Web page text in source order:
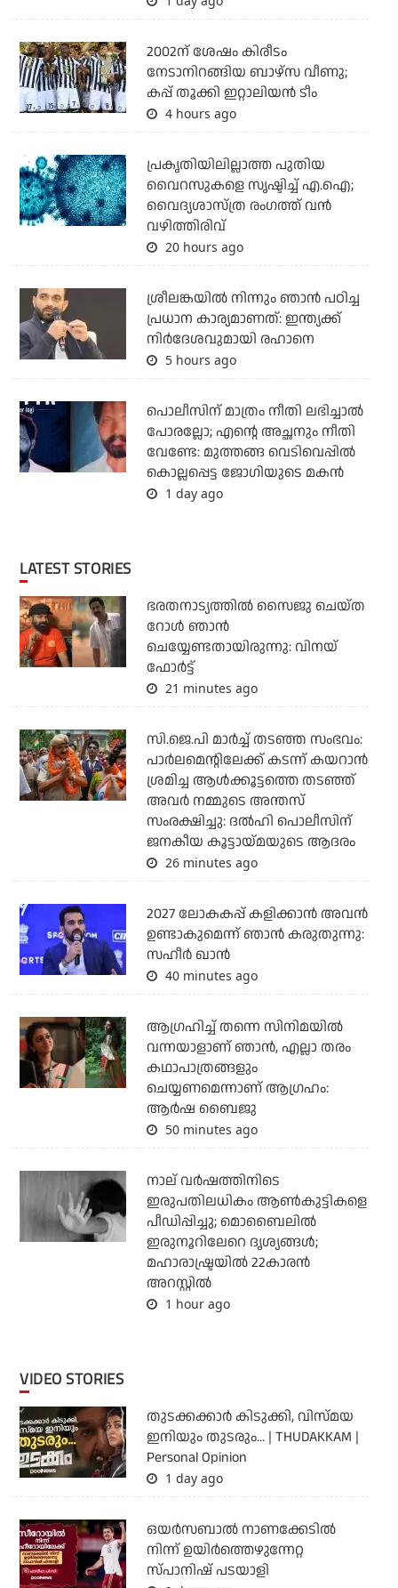
2002ന് ശേഷം കിരീടം
നേടാനിറങ്ങിയ ബാഴ്സ വീണു;
കപ്പ് തൂക്കി ഇറ്റാലിയൻ ടീം
4 hours ago
പ്രകൃതിയിലില്ലാത്ത പുതിയ
വൈറസുകളെ സൃഷ്ടിച്ച് എ.ഐ;
വൈദ്യശാസ്ത്ര രംഗത്ത് വന്‍
വഴിത്തിരിവ്
20 hours ago
ശ്രീലങ്കയില്‍ നിന്നും ഞാന്‍ പഠിച്ച
പ്രധാന കാര്യമാണത്: ഇന്ത്യക്ക്
നിര്‍ദേശവുമായി രഹാനെ
5 hours ago
പൊലീസിന് മാത്രം നീതി ലഭിച്ചാല്‍
പോരല്ലോ; എന്റെ അച്ഛനും നീതി
വേണ്ടേ: മുത്തങ്ങ വെടിവെപ്പില്‍
കൊല്ലപ്പെട്ട ജോഗിയുടെ മകന്‍
1 day ago
LATEST STORIES
ഭരതനാട്യത്തിൽ സൈജു ചെയ്ത
റോൾ ഞാൻ
ചെയ്യേണ്ടതായിരുന്നു: വിനയ്
ഫോർട്ട്
21 minutes ago
സി.ജെ.പി മാര്‍ച്ച് തടഞ്ഞ സംഭവം:
പാര്‍ലമെന്റിലേക്ക് കടന്ന് കയറാന്‍
ശ്രമിച്ച ആള്‍ക്കൂട്ടത്തെ തടഞ്ഞ്
അവര്‍ നമ്മുടെ അന്തസ്
സംരക്ഷിച്ചു: ദല്‍ഹി പൊലീസിന്
ജനകീയ കൂട്ടായ്മയുടെ ആദരം
26 minutes ago
2027 ലോകകപ്പ് കളിക്കാന്‍ അവന്‍
ഉണ്ടാകുമെന്ന് ഞാന്‍ കരുതുന്നു:
സഹീര്‍ ഖാന്‍
40 minutes ago
ആഗ്രഹിച്ച് തന്നെ സിനിമയില്‍
വന്നയാളാണ് ഞാന്‍, എല്ലാ തരം
കഥാപാത്രങ്ങളും
ചെയ്യണമെന്നാണ് ആഗ്രഹം:
ആര്‍ഷ ബൈജു
50 minutes ago
നാല് വര്‍ഷത്തിനിടെ
ഇരുപതിലധികം ആണ്‍കുട്ടികളെ
പീഡിപ്പിച്ചു; മൊബൈലില്‍
ഇരുനൂറിലേറെ ദൃശ്യങ്ങള്‍;
മഹാരാഷ്ട്രയില്‍ 22കാരന്‍
അറസ്റ്റില്‍
1 hour ago
VIDEO STORIES
തുടക്കക്കാര്‍ കിടുക്കി, വിസ്മയ
ഇനിയും തുടരും... | THUDAKKAM |
Personal Opinion
1 day ago
ഒയര്‍സബാൽ നാണക്കേടിൽ
നിന്ന് ഉയിർത്തെഴുന്നേറ്റ
സ്പാനിഷ് പടയാളി